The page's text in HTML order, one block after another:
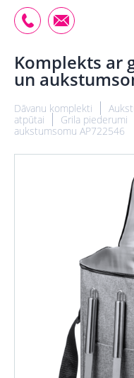
Komplekts ar
un
Dāvanu komplekti
atpūtai
Grila piederumi
aukstumsomu AP722546